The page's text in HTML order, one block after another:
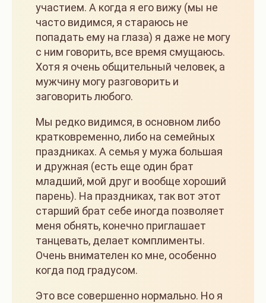
участием. А когда я его вижу (мы не
часто видимся, я стараюсь не
попадать ему на глаза) я даже не могу
с ним говорить, все время смущаюсь.
Хотя я очень общительный человек, а
мужчину могу разговорить и
заговорить любого.
Мы редко видимся, в основном либо
кратковременно, либо на семейных
праздниках. А семья у мужа большая
и дружная (есть еще один брат
младший, мой друг и вообще хороший
парень). На праздниках, так вот этот
старший брат себе иногда позволяет
меня обнять, конечно приглашает
танцевать, делает комплименты.
Очень внимателен ко мне, особенно
когда под градусом.
Это все совершенно нормально. Но я